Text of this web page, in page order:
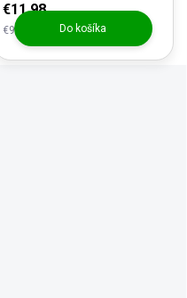
€9,90 bez DPH
€11,98
Do košíka